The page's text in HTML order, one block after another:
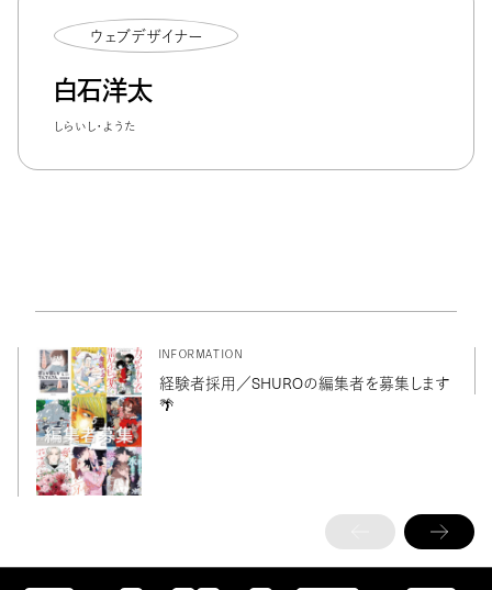
ウェブデザイナー
白石洋太
しらいし・ようた
INFORMATION
経験者採用／SHUROの編集者を募集します
🌴